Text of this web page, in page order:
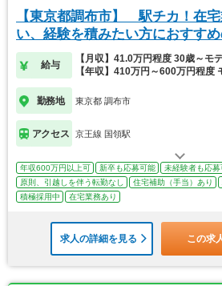
【東京都調布市】 駅チカ！在
い、経験を積みたい方におすすめ
給与
【月収】41.0万円程度 30歳～モ
【年収】410万円～600万円程度
勤務地 東京都 調布市
アクセス 京王線 国領駅
年収600万円以上可 新卒も応募可能
未経験者も応募
原則、引越しを伴う転勤なし
住宅補助（手当）あり
積極採用中
在宅業務あり
求人の詳細を見る この求